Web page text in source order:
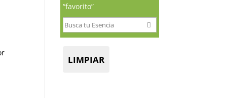
“favorito”
LIMPIAR